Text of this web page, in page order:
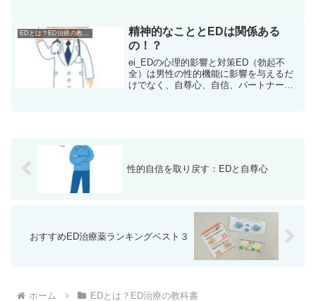
理するための具体的なステップを解説し
ます。１: 高血圧...
精神的なこととEDは関係ある
の！？
ei_EDの心理的影響と対策ED（勃起不
全）は男性の性的機能に影響を与えるだ
けでなく、自尊心、自信、パートナーシ
性的自信を取り戻す：EDと自尊心
おすすめED治療薬ランキングベスト３
ホーム EDとは？ED治療の教科書